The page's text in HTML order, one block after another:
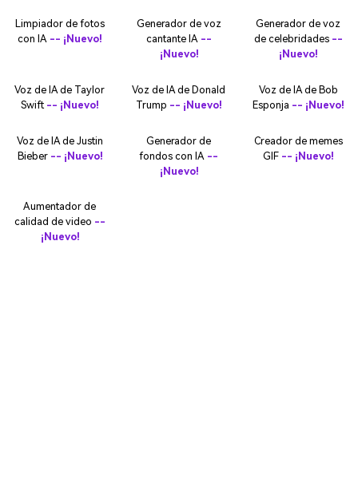
Limpiador de fotos
con IA -- ¡Nuevo!
Generador de voz
cantante IA--
¡Nuevo!
Generador de voz
de celebridades--
¡Nuevo!
Voz de IA de Taylor
Swift -- ¡Nuevo!
Voz de IA de Donald
Trump -- ¡Nuevo!
Voz de IA de Bob
Esponja -- ¡Nuevo!
Voz de IA de Justin
Bieber-- ¡Nuevo!
Generador de
fondos con IA --
¡Nuevo!
Creador de memes
GIF -- ¡Nuevo!
Aumentador de
calidad de video --
¡Nuevo!